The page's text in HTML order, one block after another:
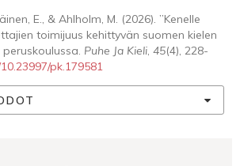
E., & Ahlholm, M. (2026). ”Kenelle
toimijuus kehittyvän suomen kielen
Puhe Ja Kieli, 45(4), 228-
pk.179581